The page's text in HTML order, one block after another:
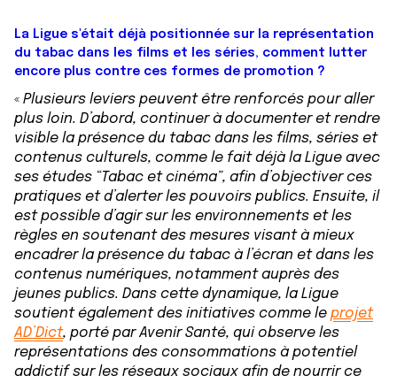
La Ligue s'était déjà positionnée sur la représentation
du tabac dans les films et les séries, comment lutter
encore plus contre ces formes de promotion ?
« Plusieurs leviers peuvent être renforcés pour aller
plus loin. D’abord, continuer à documenter et rendre
visible la présence du tabac dans les films, séries et
contenus culturels, comme le fait déjà la Ligue avec
ses études “Tabac et cinéma”, afin d’objectiver ces
pratiques et d’alerter les pouvoirs publics. Ensuite, il
est possible d’agir sur les environnements et les
règles en soutenant des mesures visant à mieux
encadrer la présence du tabac à l’écran et dans les
contenus numériques, notamment auprès des
jeunes publics. Dans cette dynamique, la Ligue
soutient également des initiatives comme le projet
AD’Dict, porté par Avenir Santé, qui observe les
représentations des consommations à potentiel
addictif sur les réseaux sociaux afin de nourrir ce